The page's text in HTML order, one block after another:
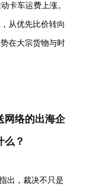
卡车运费上涨。
从优先比价转向
在大宗货物与时
网络的出海企
么？
出，裁决不只是